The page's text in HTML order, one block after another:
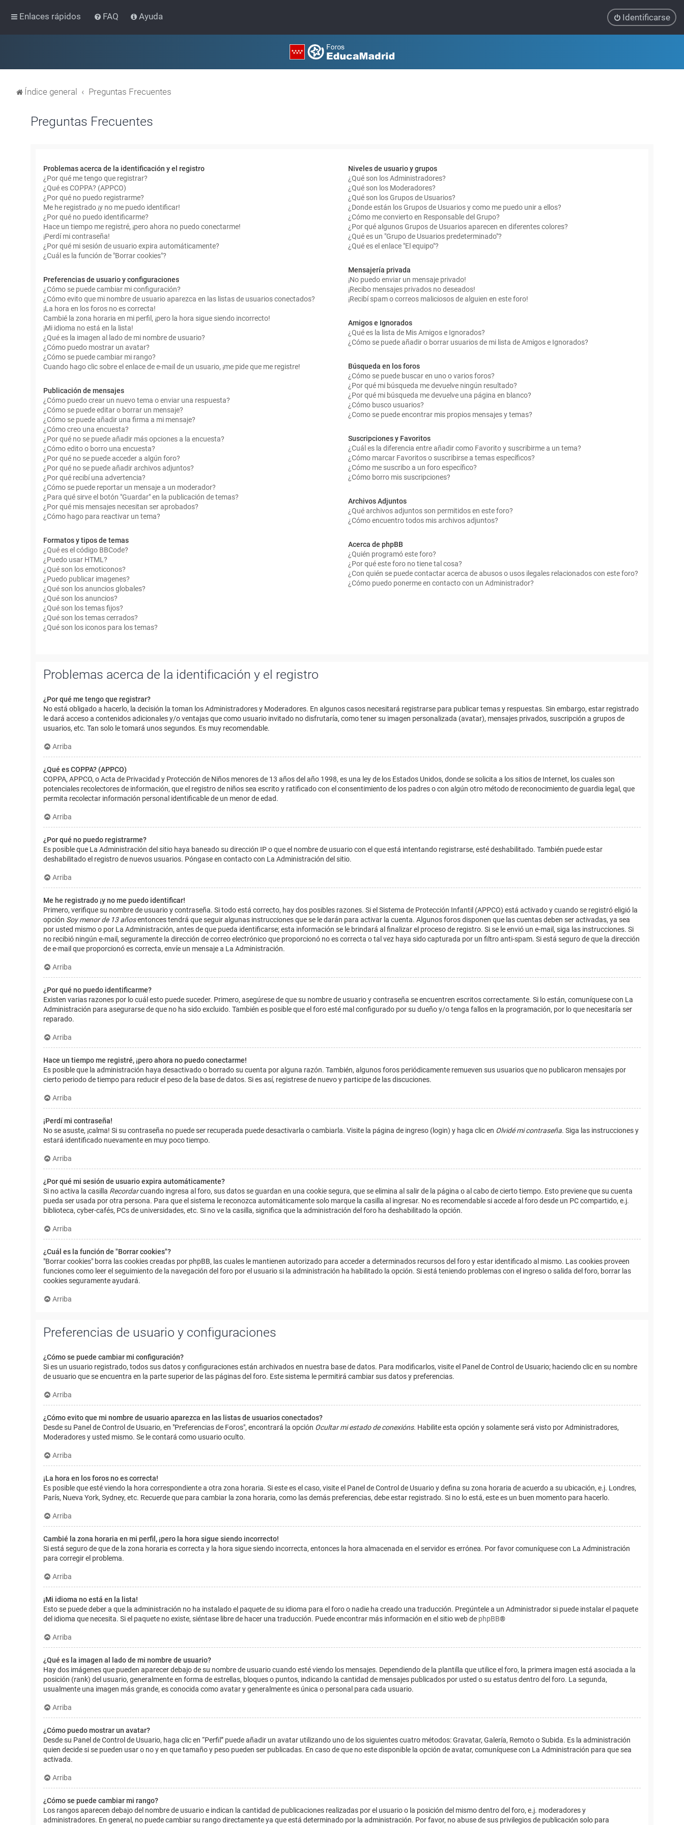
Enlaces rápidos FAQ Ayuda Identificarse
Índice general Preguntas Frecuentes
Preguntas Frecuentes
Problemas acerca de la identificación y el registro
¿Por qué me tengo que registrar?
¿Qué es COPPA? (APPCO)
¿Por qué no puedo registrarme?
Me he registrado ¡y no me puedo identificar!
¿Por qué no puedo identificarme?
Hace un tiempo me registré, ¡pero ahora no puedo conectarme!
¡Perdí mi contraseña!
¿Por qué mi sesión de usuario expira automáticamente?
¿Cuál es la función de "Borrar cookies"?
Preferencias de usuario y configuraciones
¿Cómo se puede cambiar mi configuración?
¿Cómo evito que mi nombre de usuario aparezca en las listas de usuarios conectados?
¡La hora en los foros no es correcta!
Cambié la zona horaria en mi perfil, ¡pero la hora sigue siendo incorrecto!
¡Mi idioma no está en la lista!
¿Qué es la imagen al lado de mi nombre de usuario?
¿Cómo puedo mostrar un avatar?
¿Cómo se puede cambiar mi rango?
Cuando hago clic sobre el enlace de e-mail de un usuario, ¡me pide que me registre!
Publicación de mensajes
¿Cómo puedo crear un nuevo tema o enviar una respuesta?
¿Cómo se puede editar o borrar un mensaje?
¿Cómo se puede añadir una firma a mi mensaje?
¿Cómo creo una encuesta?
¿Por qué no se puede añadir más opciones a la encuesta?
¿Cómo edito o borro una encuesta?
¿Por qué no se puede acceder a algún foro?
¿Por qué no se puede añadir archivos adjuntos?
¿Por qué recibí una advertencia?
¿Cómo se puede reportar un mensaje a un moderador?
¿Para qué sirve el botón "Guardar" en la publicación de temas?
¿Por qué mis mensajes necesitan ser aprobados?
¿Cómo hago para reactivar un tema?
Formatos y tipos de temas
¿Qué es el código BBCode?
¿Puedo usar HTML?
¿Qué son los emoticonos?
¿Puedo publicar imagenes?
¿Qué son los anuncios globales?
¿Qué son los anuncios?
¿Qué son los temas fijos?
¿Qué son los temas cerrados?
¿Qué son los iconos para los temas?
Niveles de usuario y grupos
¿Qué son los Administradores?
¿Qué son los Moderadores?
¿Qué son los Grupos de Usuarios?
¿Donde están los Grupos de Usuarios y como me puedo unir a ellos?
¿Cómo me convierto en Responsable del Grupo?
¿Por qué algunos Grupos de Usuarios aparecen en diferentes colores?
¿Qué es un "Grupo de Usuarios predeterminado"?
¿Qué es el enlace "El equipo"?
Mensajería privada
¡No puedo enviar un mensaje privado!
¡Recibo mensajes privados no deseados!
¡Recibí spam o correos maliciosos de alguien en este foro!
Amigos e Ignorados
¿Qué es la lista de Mis Amigos e Ignorados?
¿Cómo se puede añadir o borrar usuarios de mi lista de Amigos e Ignorados?
Búsqueda en los foros
¿Cómo se puede buscar en uno o varios foros?
¿Por qué mi búsqueda me devuelve ningún resultado?
¿Por qué mi búsqueda me devuelve una página en blanco?
¿Cómo busco usuarios?
¿Como se puede encontrar mis propios mensajes y temas?
Suscripciones y Favoritos
¿Cuál es la diferencia entre añadir como Favorito y suscribirme a un tema?
¿Cómo marcar Favoritos o suscribirse a temas específicos?
¿Cómo me suscribo a un foro específico?
¿Cómo borro mis suscripciones?
Archivos Adjuntos
¿Qué archivos adjuntos son permitidos en este foro?
¿Cómo encuentro todos mis archivos adjuntos?
Acerca de phpBB
¿Quién programó este foro?
¿Por qué este foro no tiene tal cosa?
¿Con quién se puede contactar acerca de abusos o usos ilegales relacionados con este foro?
¿Cómo puedo ponerme en contacto con un Administrador?
Problemas acerca de la identificación y el registro
¿Por qué me tengo que registrar?
No está obligado a hacerlo, la decisión la toman los Administradores y Moderadores. En algunos casos necesitará registrarse para publicar temas y respuestas. Sin embargo, estar registrado
le dará acceso a contenidos adicionales y/o ventajas que como usuario invitado no disfrutaría, como tener su imagen personalizada (avatar), mensajes privados, suscripción a grupos de
usuarios, etc. Tan solo le tomará unos segundos. Es muy recomendable.
Arriba
¿Qué es COPPA? (APPCO)
COPPA, APPCO, o Acta de Privacidad y Protección de Niños menores de 13 años del año 1998, es una ley de los Estados Unidos, donde se solicita a los sitios de Internet, los cuales son
potenciales recolectores de información, que el registro de niños sea escrito y ratificado con el consentimiento de los padres o con algún otro método de reconocimiento de guardia legal, que
permita recolectar información personal identificable de un menor de edad.
Arriba
¿Por qué no puedo registrarme?
Es posible que La Administración del sitio haya baneado su dirección IP o que el nombre de usuario con el que está intentando registrarse, esté deshabilitado. También puede estar
deshabilitado el registro de nuevos usuarios. Póngase en contacto con La Administración del sitio.
Arriba
Me he registrado ¡y no me puedo identificar!
Primero, verifique su nombre de usuario y contraseña. Si todo está correcto, hay dos posibles razones. Si el Sistema de Protección Infantil (APPCO) está activado y cuando se registró eligió la
opción Soy menor de 13 añosentonces tendrá que seguir algunas instrucciones que se le darán para activar la cuenta. Algunos foros disponen que las cuentas deben ser activadas, ya sea
por usted mismo o por La Administración, antes de que pueda identificarse; esta información se le brindará al finalizar el proceso de registro. Si se le envió un e-mail, siga las instrucciones. Si
no recibió ningún e-mail, seguramente la dirección de correo electrónico que proporcionó no es correcta o tal vez haya sido capturada por un filtro anti-spam. Si está seguro de que la dirección
de e-mail que proporcionó es correcta, envíe un mensaje a La Administración.
Arriba
¿Por qué no puedo identificarme?
Existen varias razones por lo cuál esto puede suceder. Primero, asegúrese de que su nombre de usuario y contraseña se encuentren escritos correctamente. Si lo están, comuníquese con La
Administración para asegurarse de que no ha sido excluido. También es posible que el foro esté mal configurado por su dueño y/o tenga fallos en la programación, por lo que necesitaría ser
reparado.
Arriba
Hace un tiempo me registré, ¡pero ahora no puedo conectarme!
Es posible que la administración haya desactivado o borrado su cuenta por alguna razón. También, algunos foros periódicamente remueven sus usuarios que no publicaron mensajes por
cierto periodo de tiempo para reducir el peso de la base de datos. Si es así, registrese de nuevo y participe de las discuciones.
Arriba
¡Perdí mi contraseña!
No se asuste, ¡calma! Si su contraseña no puede ser recuperada puede desactivarla o cambiarla. Visite la página de ingreso (login) y haga clic en Olvidé mi contraseña. Siga las instrucciones y
estará identificado nuevamente en muy poco tiempo.
Arriba
¿Por qué mi sesión de usuario expira automáticamente?
Si no activa la casilla Recordarcuando ingresa al foro, sus datos se guardan en una cookie segura, que se elimina al salir de la página o al cabo de cierto tiempo. Esto previene que su cuenta
pueda ser usada por otra persona. Para que el sistema le reconozca automáticamente solo marque la casilla al ingresar. No es recomendable si accede al foro desde un PC compartido, e.j.
biblioteca, cyber-cafés, PCs de universidades, etc. Si no ve la casilla, significa que la administración del foro ha deshabilitado la opción.
Arriba
¿Cuál es la función de "Borrar cookies"?
"Borrar cookies" borra las cookies creadas por phpBB, las cuales le mantienen autorizado para acceder a determinados recursos del foro y estar identificado al mismo. Las cookies proveen
funciones como leer el seguimiento de la navegación del foro por el usuario si la administración ha habilitado la opción. Si está teniendo problemas con el ingreso o salida del foro, borrar las
cookies seguramente ayudará.
Arriba
Preferencias de usuario y configuraciones
¿Cómo se puede cambiar mi configuración?
Si es un usuario registrado, todos sus datos y configuraciones están archivados en nuestra base de datos. Para modificarlos, visite el Panel de Control de Usuario; haciendo clic en su nombre
de usuario que se encuentra en la parte superior de las páginas del foro. Este sistema le permitirá cambiar sus datos y preferencias.
Arriba
¿Cómo evito que mi nombre de usuario aparezca en las listas de usuarios conectados?
Desde su Panel de Control de Usuario, en "Preferencias de Foros", encontrará la opción Ocultar mi estado de conexións. Habilite esta opción y solamente será visto por Administradores,
Moderadores y usted mismo. Se le contará como usuario oculto.
Arriba
¡La hora en los foros no es correcta!
Es posible que esté viendo la hora correspondiente a otra zona horaria. Si este es el caso, visite el Panel de Control de Usuario y defina su zona horaria de acuerdo a su ubicación, e.j. Londres,
París, Nueva York, Sydney, etc. Recuerde que para cambiar la zona horaria, como las demás preferencias, debe estar registrado. Si no lo está, este es un buen momento para hacerlo.
Arriba
Cambié la zona horaria en mi perfil, ¡pero la hora sigue siendo incorrecto!
Si está seguro de que de la zona horaria es correcta y la hora sigue siendo incorrecta, entonces la hora almacenada en el servidor es errónea. Por favor comuníquese con La Administración
para corregir el problema.
Arriba
¡Mi idioma no está en la lista!
Esto se puede deber a que la administración no ha instalado el paquete de su idioma para el foro o nadie ha creado una traducción. Pregúntele a un Administrador si puede instalar el paquete
del idioma que necesita. Si el paquete no existe, siéntase libre de hacer una traducción. Puede encontrar más información en el sitio web de phpBB®
Arriba
¿Qué es la imagen al lado de mi nombre de usuario?
Hay dos imágenes que pueden aparecer debajo de su nombre de usuario cuando esté viendo los mensajes. Dependiendo de la plantilla que utilice el foro, la primera imagen está asociada a la
posición (rank) del usuario, generalmente en forma de estrellas, bloques o puntos, indicando la cantidad de mensajes publicados por usted o su estatus dentro del foro. La segunda,
usualmente una imagen más grande, es conocida como avatar y generalmente es única o personal para cada usuario.
Arriba
¿Cómo puedo mostrar un avatar?
Desde su Panel de Control de Usuario, haga clic en “Perfil” puede añadir un avatar utilizando uno de los siguientes cuatro métodos: Gravatar, Galería, Remoto o Subida. Es la administración
quien decide si se pueden usar o no y en que tamaño y peso pueden ser publicadas. En caso de que no este disponible la opción de avatar, comuníquese con La Administración para que sea
activada.
Arriba
¿Cómo se puede cambiar mi rango?
Los rangos aparecen debajo del nombre de usuario e indican la cantidad de publicaciones realizadas por el usuario o la posición del mismo dentro del foro, e.j. moderadores y
administradores. En general, no puede cambiar su rango directamente ya que está determinado por la administración. Por favor, no abuse de sus privilegios de publicación solo para